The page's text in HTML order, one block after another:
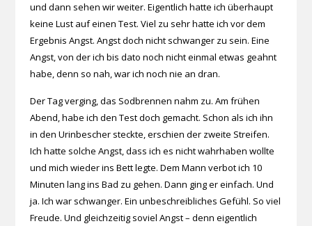
und dann sehen wir weiter. Eigentlich hatte ich überhaupt
keine Lust auf einen Test. Viel zu sehr hatte ich vor dem
Ergebnis Angst. Angst doch nicht schwanger zu sein. Eine
Angst, von der ich bis dato noch nicht einmal etwas geahnt
habe, denn so nah, war ich noch nie an dran.
Der Tag verging, das Sodbrennen nahm zu. Am frühen
Abend, habe ich den Test doch gemacht. Schon als ich ihn
in den Urinbescher steckte, erschien der zweite Streifen.
Ich hatte solche Angst, dass ich es nicht wahrhaben wollte
und mich wieder ins Bett legte. Dem Mann verbot ich 10
Minuten lang ins Bad zu gehen. Dann ging er einfach. Und
ja. Ich war schwanger. Ein unbeschreibliches Gefühl. So viel
Freude. Und gleichzeitig soviel Angst – denn eigentlich